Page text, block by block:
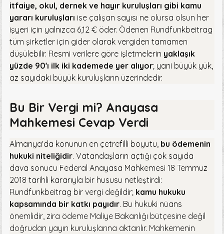
itfaiye, okul, dernek ve hayır kuruluşları gibi kamu
yararı kuruluşları ise çalışan sayısı ne olursa olsun her
işyeri için yalnızca 6,12 € öder. Ödenen Rundfunkbeitrag
tüm şirketler için gider olarak vergiden tamamen
düşülebilir. Resmi verilere göre işletmelerin yaklaşık
yüzde 90'ı ilk iki kademede yer alıyor; yani büyük yük,
az sayıdaki büyük kuruluşların üzerindedir.
Bu Bir Vergi mi? Anayasa
Mahkemesi Cevap Verdi
Almanya'da konunun en çetrefilli boyutu, bu ödemenin
hukuki niteliğidir. Vatandaşların açtığı çok sayıda
dava sonucu Federal Anayasa Mahkemesi 18 Temmuz
2018 tarihli kararıyla bir hususu netleştirdi:
Rundfunkbeitrag bir vergi değildir; kamu hukuku
kapsamında bir katkı payıdır. Bu hukuki nüans
önemlidir, zira ödeme Maliye Bakanlığı bütçesine değil
doğrudan yayın kuruluşlarına aktarılır. Mahkemenin